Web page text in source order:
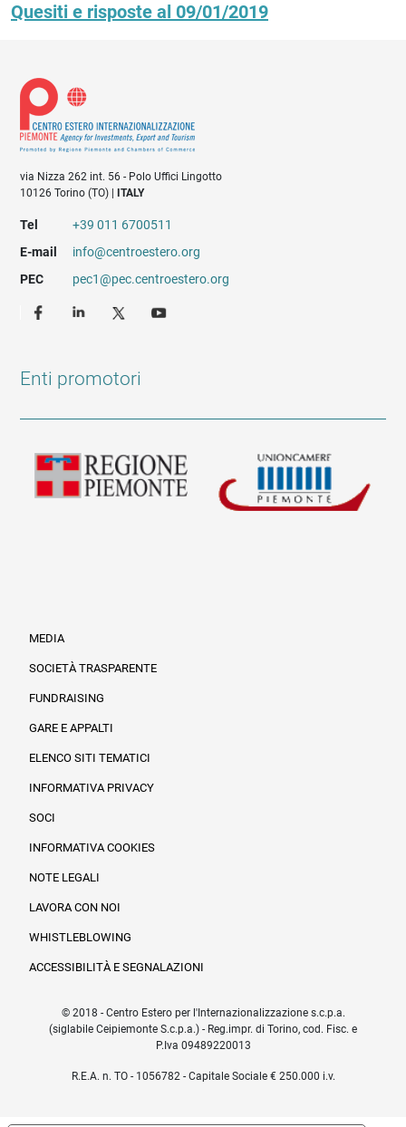
Quesiti e risposte al 09/01/2019
via Nizza 262 int. 56 - Polo Uffici Lingotto
10126 Torino (TO) |
ITALY
Tel
+39 011 6700511
E-mail
info@centroestero.org
PEC
pec1@pec.centroestero.org
Enti promotori
MEDIA
SOCIETÀ TRASPARENTE
FUNDRAISING
GARE E APPALTI
ELENCO SITI TEMATICI
INFORMATIVA PRIVACY
SOCI
INFORMATIVA COOKIES
NOTE LEGALI
LAVORA CON NOI
WHISTLEBLOWING
ACCESSIBILITÀ E SEGNALAZIONI
© 2018 - Centro Estero per l'Internazionalizzazione s.c.p.a.
(siglabile Ceipiemonte S.c.p.a.) - Reg.impr. di Torino, cod. Fisc. e
P.Iva 09489220013
R.E.A. n. TO - 1056782 - Capitale Sociale € 250.000 i.v.